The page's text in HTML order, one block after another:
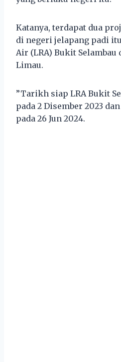
Katanya, terdapat dua
di negeri jelapang padi
Air (LRA) Bukit Selambau
Limau.
”Tarikh siap LRA Bukit
pada 2 Disember 2023
pada 26 Jun 2024.